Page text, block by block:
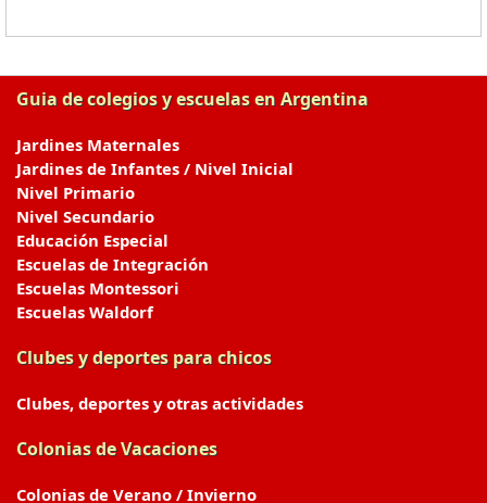
Guia de colegios y escuelas en Argentina
Jardines Maternales
Jardines de Infantes / Nivel Inicial
Nivel Primario
Nivel Secundario
Educación Especial
Escuelas de Integración
Escuelas Montessori
Escuelas Waldorf
Clubes y deportes para chicos
Clubes, deportes y otras actividades
Colonias de Vacaciones
Colonias de Verano / Invierno